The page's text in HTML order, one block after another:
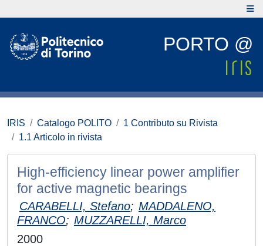
PORTO @
IRIS Catalogo POLITO
1 Contributo su Rivista
1.1 Articolo in rivista
High-efficiency linear power amplifier
for active magnetic bearings
CARABELLI, Stefano; MADDALENO,
FRANCO; MUZZARELLI, Marco
2000